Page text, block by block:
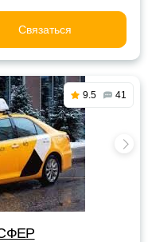
Связаться
9.5 41